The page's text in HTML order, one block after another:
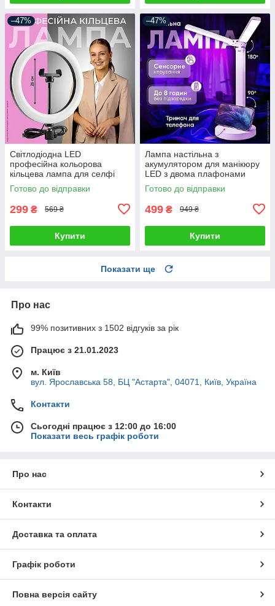
–47%
Світлодіодна LED
професійна кольорова
кільцева лампа для селфі
блогерів предметної зйомки
26 см для фото і відео
Готово до відправки
299 ₴ 569 ₴
Купити
–47%
Лампа настільна з
акумулятором для манікюру
LED з двома плафонами
підставкою для телефону
сенсорним керуванням 3
Готово до відправки
499 ₴ 949 ₴
Купити
Показати ще
Про нас
99% позитивних з 1502 відгуків за рік
Працює з 21.01.2023
м. Київ
вул. Ярославська 58, БЦ "Астарта", 04071, Київ, Україна
Контакти
Сьогодні працює з 12:00 до 16:00
Показати весь графік роботи
Про нас
Контакти
Доставка та оплата
Графік роботи
Повна версія сайту